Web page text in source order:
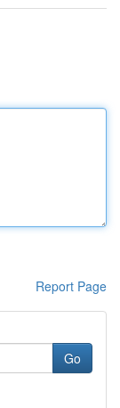
Report Page
Go